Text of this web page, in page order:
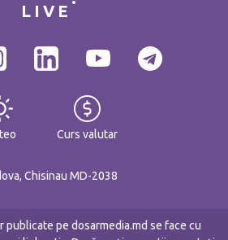
LIVE
Curs valutar
Chisinau MD-2038
publicate pe dosarmedia.md se face cu